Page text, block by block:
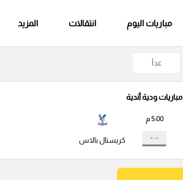
مباريات اليوم انتقالات المزيد
غداً
مباريات ودية أندية
5:00 م
- : - كريستال بالاس